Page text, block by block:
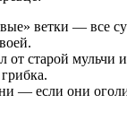
ветки — все
от старой мульчи
— если они